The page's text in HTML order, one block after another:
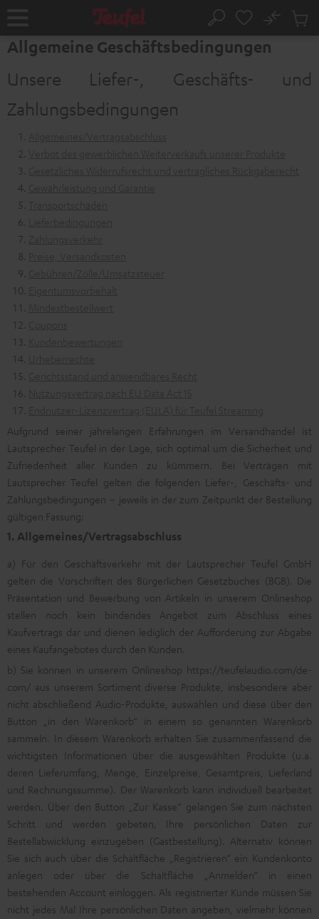
Startseite Suche
No
Allgemeine Geschäftsbedingungen
Unsere Liefer-, Geschäfts- und
Zahlungsbedingungen
Aufgrund seiner jahrelangen Erfahrungen im Versandhandel ist
Lautsprecher Teufel in der Lage, sich optimal um die Sicherheit und
Zufriedenheit aller Kunden zu kümmern. Bei Verträgen mit
Lautsprecher Teufel gelten die folgenden Liefer-, Geschäfts- und
Zahlungsbedingungen – jeweils in der zum Zeitpunkt der Bestellung
gültigen Fassung:
1. Allgemeines/Vertragsabschluss
a) Für den Geschäftsverkehr mit der Lautsprecher Teufel GmbH
gelten die Vorschriften des Bürgerlichen Gesetzbuches (BGB). Die
Präsentation und Bewerbung von Artikeln in unserem Onlineshop
stellen noch kein bindendes Angebot zum Abschluss eines
Kaufvertrags dar und dienen lediglich der Aufforderung zur Abgabe
eines Kaufangebotes durch den Kunden.
b) Sie können in unserem Onlineshop https://teufelaudio.com/de-
com/ aus unserem Sortiment diverse Produkte, insbesondere aber
nicht abschließend Audio-Produkte, auswählen und diese über den
Button „in den Warenkorb“ in einem so genannten Warenkorb
sammeln. In diesem Warenkorb erhalten Sie zusammenfassend die
wichtigsten Informationen über die ausgewählten Produkte (u.a.
deren Lieferumfang, Menge, Einzelpreise, Gesamtpreis, Lieferland
und Rechnungssumme). Der Warenkorb kann individuell bearbeitet
werden. Über den Button „Zur Kasse“ gelangen Sie zum nächsten
Schritt und werden gebeten, Ihre persönlichen Daten zur
Bestellabwicklung einzugeben (Gastbestellung). Alternativ können
Sie sich auch über die Schaltfläche „Registrieren“ ein Kundenkonto
anlegen oder über die Schaltfläche „Anmelden“ in einen
bestehenden Account einloggen. Als registrierter Kunde müssen Sie
nicht jedes Mal Ihre persönlichen Daten angeben, vielmehr können